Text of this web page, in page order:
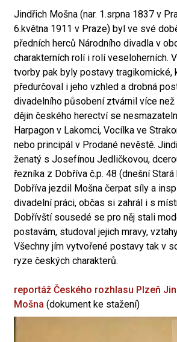
Jindřich Mošna (nar. 1.srpna 1837 v
6.května 1911 v Praze) byl ve své
předních herců Národního divadla v
charakterních rolí i rolí veseloherních.
tvorby pak byly postavy tragikomické,
předurčoval i jeho vzhled a drobná
divadelního působení ztvárnil více
dějin českého herectví se
Harpagon v Lakomci, Vocílka ve
nebo principál v Prodané nevěstě.
ženatý s Josefínou Jedličkovou,
řezníka z Dobříva č.p. 48 (dnešní
Dobříva jezdil Mošna čerpat síly a
divadelní práci, občas si zahrál i s
Dobřívští sousedé se pro něj stali
postavám, studoval jejich mravy,
Všechny jím vytvořené postavy tak v
ryze českých charakterů.
reportáž Českého rozhlasu Plzeň
Mošna (dokument ke stažení)